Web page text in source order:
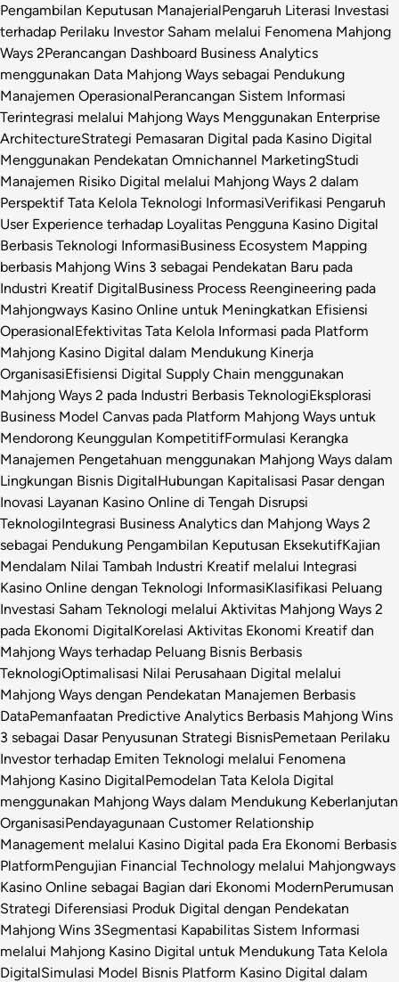
Pengambilan Keputusan ManajerialPengaruh Literasi Investasi
terhadap Perilaku Investor Saham melalui Fenomena Mahjong
Ways 2Perancangan Dashboard Business Analytics
menggunakan Data Mahjong Ways sebagai Pendukung
Manajemen OperasionalPerancangan Sistem Informasi
Terintegrasi melalui Mahjong Ways Menggunakan Enterprise
ArchitectureStrategi Pemasaran Digital pada Kasino Digital
Menggunakan Pendekatan Omnichannel MarketingStudi
Manajemen Risiko Digital melalui Mahjong Ways 2 dalam
Perspektif Tata Kelola Teknologi InformasiVerifikasi Pengaruh
User Experience terhadap Loyalitas Pengguna Kasino Digital
Berbasis Teknologi InformasiBusiness Ecosystem Mapping
berbasis Mahjong Wins 3 sebagai Pendekatan Baru pada
Industri Kreatif DigitalBusiness Process Reengineering pada
Mahjongways Kasino Online untuk Meningkatkan Efisiensi
OperasionalEfektivitas Tata Kelola Informasi pada Platform
Mahjong Kasino Digital dalam Mendukung Kinerja
OrganisasiEfisiensi Digital Supply Chain menggunakan
Mahjong Ways 2 pada Industri Berbasis TeknologiEksplorasi
Business Model Canvas pada Platform Mahjong Ways untuk
Mendorong Keunggulan KompetitifFormulasi Kerangka
Manajemen Pengetahuan menggunakan Mahjong Ways dalam
Lingkungan Bisnis DigitalHubungan Kapitalisasi Pasar dengan
Inovasi Layanan Kasino Online di Tengah Disrupsi
TeknologiIntegrasi Business Analytics dan Mahjong Ways 2
sebagai Pendukung Pengambilan Keputusan EksekutifKajian
Mendalam Nilai Tambah Industri Kreatif melalui Integrasi
Kasino Online dengan Teknologi InformasiKlasifikasi Peluang
Investasi Saham Teknologi melalui Aktivitas Mahjong Ways 2
pada Ekonomi DigitalKorelasi Aktivitas Ekonomi Kreatif dan
Mahjong Ways terhadap Peluang Bisnis Berbasis
TeknologiOptimalisasi Nilai Perusahaan Digital melalui
Mahjong Ways dengan Pendekatan Manajemen Berbasis
DataPemanfaatan Predictive Analytics Berbasis Mahjong Wins
3 sebagai Dasar Penyusunan Strategi BisnisPemetaan Perilaku
Investor terhadap Emiten Teknologi melalui Fenomena
Mahjong Kasino DigitalPemodelan Tata Kelola Digital
menggunakan Mahjong Ways dalam Mendukung Keberlanjutan
OrganisasiPendayagunaan Customer Relationship
Management melalui Kasino Digital pada Era Ekonomi Berbasis
PlatformPengujian Financial Technology melalui Mahjongways
Kasino Online sebagai Bagian dari Ekonomi ModernPerumusan
Strategi Diferensiasi Produk Digital dengan Pendekatan
Mahjong Wins 3Segmentasi Kapabilitas Sistem Informasi
melalui Mahjong Kasino Digital untuk Mendukung Tata Kelola
DigitalSimulasi Model Bisnis Platform Kasino Digital dalam